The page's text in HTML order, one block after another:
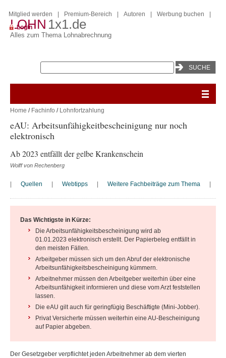
LOHN 1x1.de
Alles zum Thema Lohnabrechnung
Mitglied werden Premium-Bereich Autoren Werbung buchen
Login
Home / Fachinfo / Lohnfortzahlung
eAU: Arbeitsunfähigkeitbescheinigung nur noch
elektronisch
Ab 2023 entfällt der gelbe Krankenschein
Wolff von Rechenberg
Quellen Webtipps Weitere Fachbeiträge zum Thema
Das Wichtigste in Kürze:
Die Arbeitsunfähigkeitsbescheinigung wird ab
01.01.2023 elektronisch erstellt. Der Papierbeleg entfällt in
den meisten Fällen.
Arbeitgeber müssen sich um den Abruf der elektronische
Arbeitsunfähigkeitsbescheinigung kümmern.
Arbeitnehmer müssen den Arbeitgeber weiterhin über eine
Arbeitsunfähigkeit informieren und diese vom Arzt feststellen
lassen.
Die eAU gilt auch für geringfügig Beschäftigte (Mini-Jobber).
Privat Versicherte müssen weiterhin eine AU-Bescheinigung
auf Papier abgeben.
Der Gesetzgeber verpflichtet jeden Arbeitnehmer ab dem vierten